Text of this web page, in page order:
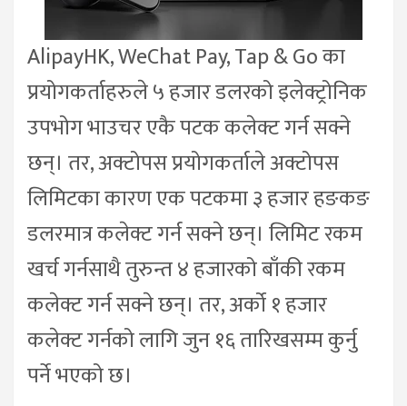
AlipayHK, WeChat Pay, Tap & Go का
प्रयोगकर्ताहरुले ५ हजार डलरको इलेक्ट्रोनिक
उपभोग भाउचर एकै पटक कलेक्ट गर्न सक्ने
छन्। तर, अक्टोपस प्रयोगकर्ताले अक्टोपस
लिमिटका कारण एक पटकमा ३ हजार हङकङ
डलरमात्र कलेक्ट गर्न सक्ने छन्। लिमिट रकम
खर्च गर्नसाथै तुरुन्त ४ हजारको बाँकी रकम
कलेक्ट गर्न सक्ने छन्। तर, अर्को १ हजार
कलेक्ट गर्नको लागि जुन १६ तारिखसम्म कुर्नु
पर्ने भएको छ।